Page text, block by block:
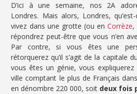
D’ici à une semaine, nos 2A
Londres. Mais alors, Londres,
vivez dans une grotte (ou enCorrèze,
répondrez peut-être que vous n’en
Par contre, si vous êtes une
rétorquerez qu’il s’agit de la capitale
vous êtes un génie, vous expliquerez
ville comptant le plus de Français
en dénombre 220 000, soit deux fois